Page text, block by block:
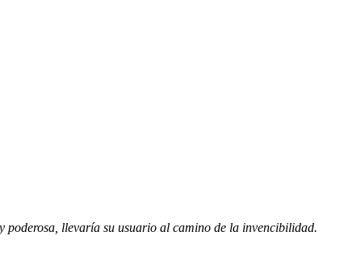
poderosa, llevaría su usuario al camino de la invencibilidad.